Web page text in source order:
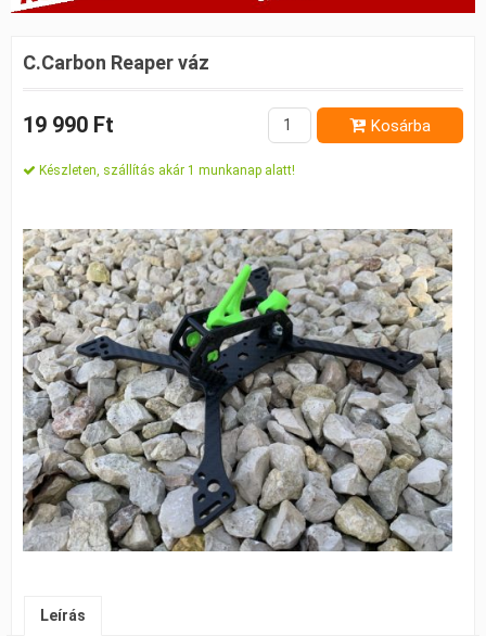
C.Carbon Reaper váz
19 990 Ft Kosárba
Készleten, szállítás akár 1 munkanap alatt!
Leírás